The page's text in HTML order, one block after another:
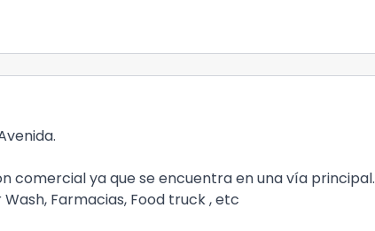
comercial ya que se encuentra en una vía principal.
Farmacias, Food truck , etc